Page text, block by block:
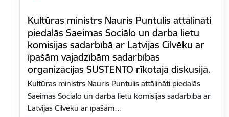
Kultūras ministrs Nauris Puntulis attālināti
piedalās Saeimas Sociālo un darba lietu
komisijas sadarbībā ar Latvijas Cilvēku ar
īpašām vajadzībām sadarbības
organizācijas SUSTENTO rīkotajā diskusijā.
Kultūras ministrs Nauris Puntulis attālināti piedalās
Saeimas Sociālo un darba lietu komisijas sadarbībā ar
Latvijas Cilvēku ar īpašām…